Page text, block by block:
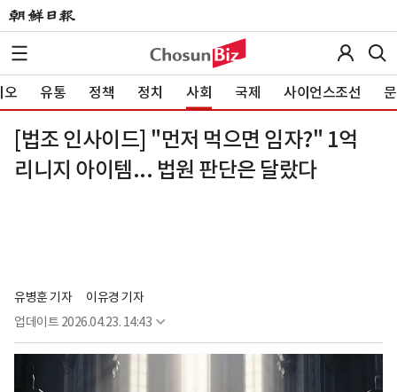
오 유통 정책 정치 사회 국제 사이언스조선
[법조 인사이드] "먼저 먹으면 임자?" 1억
리니지 아이템... 법원 판단은 달랐다
유병훈 기자
이유경 기자
업데이트 2026.04.23. 14:43